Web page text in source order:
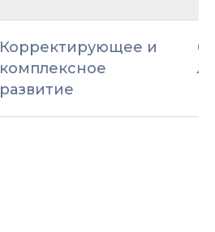
Корректирующее и
комплексное
развитие